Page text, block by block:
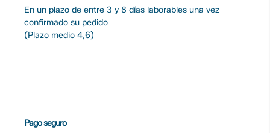
En un plazo de entre 3 y 8 días laborables una vez
confirmado su pedido
(Plazo medio 4,6)
Pago seguro